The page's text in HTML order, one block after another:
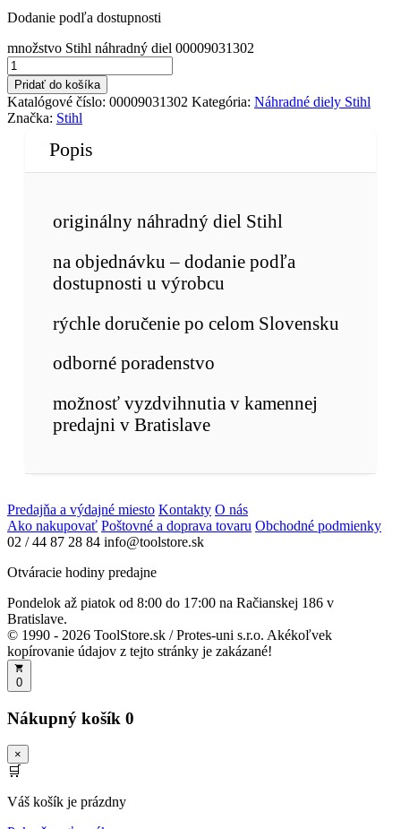
Dodanie podľa dostupnosti
množstvo Stihl náhradný diel 00009031302
Pridať do košíka
Katalógové číslo: 00009031302 Kategória: Náhradné diely Stihl
Značka: Stihl
Popis
originálny náhradný diel Stihl
na objednávku – dodanie podľa
dostupnosti u výrobcu
rýchle doručenie po celom Slovensku
odborné poradenstvo
možnosť vyzdvihnutia v kamennej
predajni v Bratislave
Predajňa a výdajné miesto Kontakty O nás
Ako nakupovať Poštovné a doprava tovaru Obchodné podmienky
02 / 44 87 28 84 info@toolstore.sk
Otváracie hodiny predajne
Pondelok až piatok od 8:00 do 17:00 na Račianskej 186 v
Bratislave.
© 1990 - 2026 ToolStore.sk / Protes-uni s.r.o. Akékoľvek
kopírovanie údajov z tejto stránky je zakázané!
0
Nákupný košík 0
×
🛒
Váš košík je prázdny